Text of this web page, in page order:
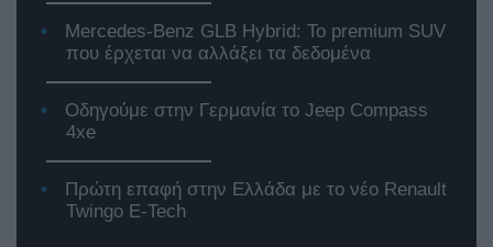
Mercedes-Benz GLB Hybrid: Το premium SUV
που έρχεται να αλλάξει τα δεδομένα
Οδηγούμε στην Γερμανία το Jeep Compass
4xe
Πρώτη επαφή στην Ελλάδα με το νέο Renault
Twingo E-Tech